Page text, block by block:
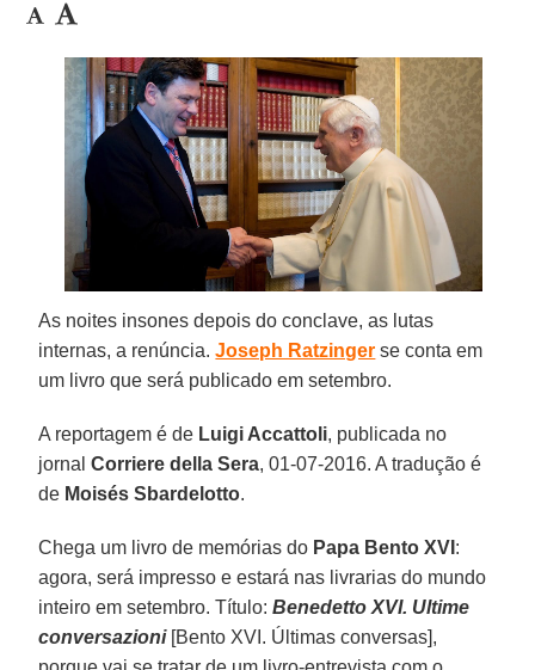
As noites insones depois do conclave, as lutas
internas, a renúncia.Joseph Ratzinger se conta em
um livro que será publicado em setembro.
A reportagem é de Luigi Accattoli, publicada no
jornalCorriere della Sera, 01-07-2016. A tradução é
de Moisés Sbardelotto.
Chega um livro de memórias do Papa Bento XVI :
agora, será impresso e estará nas livrarias do mundo
inteiro em setembro. Título:Benedetto XVI. Ultime
conversazioni [Bento XVI. Últimas conversas],